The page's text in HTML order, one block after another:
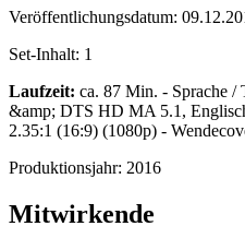
Veröffentlichungsdatum:
Set-Inhalt: 1
Laufzeit: ca. 87 Min. - Sprache
&amp; DTS HD MA 5.1,
2.35:1 (16:9) (1080p) -
Produktionsjahr: 2016
Mitwirkende